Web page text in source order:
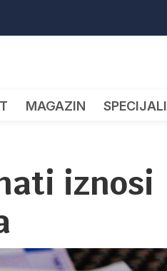
MAGAZIN SPECIJALI
iznosi